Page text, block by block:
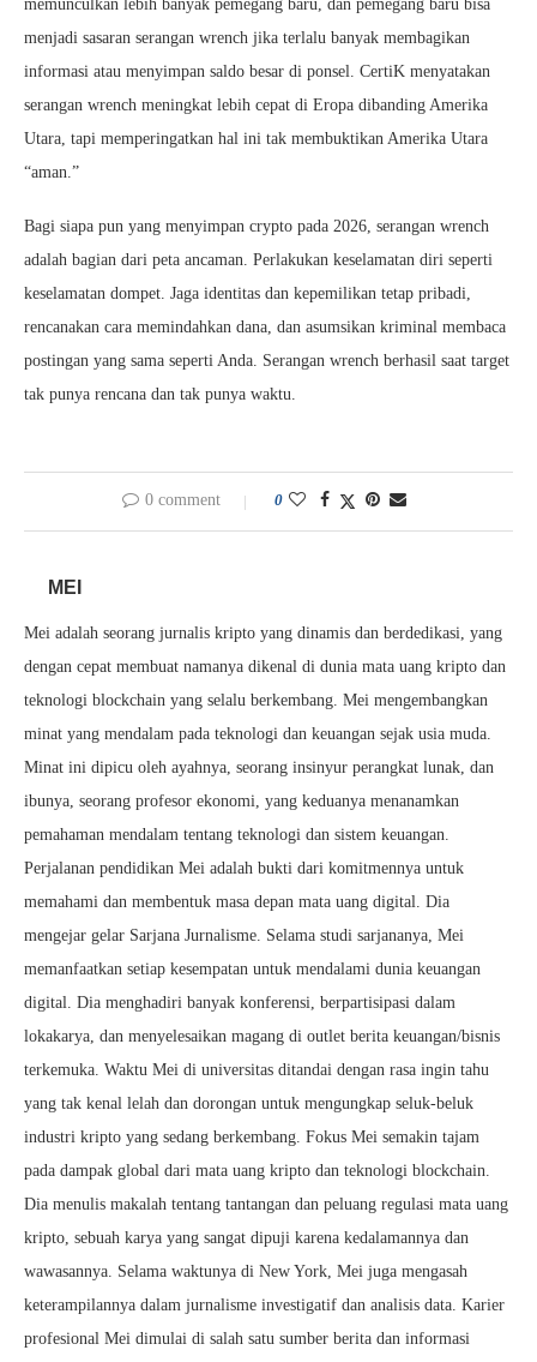
memunculkan lebih banyak pemegang baru, dan pemegang baru bisa
menjadi sasaran serangan wrench jika terlalu banyak membagikan
informasi atau menyimpan saldo besar di ponsel. CertiK menyatakan
serangan wrench meningkat lebih cepat di Eropa dibanding Amerika
Utara, tapi memperingatkan hal ini tak membuktikan Amerika Utara
“aman.”
Bagi siapa pun yang menyimpan crypto pada 2026, serangan wrench
adalah bagian dari peta ancaman. Perlakukan keselamatan diri seperti
keselamatan dompet. Jaga identitas dan kepemilikan tetap pribadi,
rencanakan cara memindahkan dana, dan asumsikan kriminal membaca
postingan yang sama seperti Anda. Serangan wrench berhasil saat target
tak punya rencana dan tak punya waktu.
0 comment 0
MEI
Mei adalah seorang jurnalis kripto yang dinamis dan berdedikasi, yang
dengan cepat membuat namanya dikenal di dunia mata uang kripto dan
teknologi blockchain yang selalu berkembang. Mei mengembangkan
minat yang mendalam pada teknologi dan keuangan sejak usia muda.
Minat ini dipicu oleh ayahnya, seorang insinyur perangkat lunak, dan
ibunya, seorang profesor ekonomi, yang keduanya menanamkan
pemahaman mendalam tentang teknologi dan sistem keuangan.
Perjalanan pendidikan Mei adalah bukti dari komitmennya untuk
memahami dan membentuk masa depan mata uang digital. Dia
mengejar gelar Sarjana Jurnalisme. Selama studi sarjananya, Mei
memanfaatkan setiap kesempatan untuk mendalami dunia keuangan
digital. Dia menghadiri banyak konferensi, berpartisipasi dalam
lokakarya, dan menyelesaikan magang di outlet berita keuangan/bisnis
terkemuka. Waktu Mei di universitas ditandai dengan rasa ingin tahu
yang tak kenal lelah dan dorongan untuk mengungkap seluk-beluk
industri kripto yang sedang berkembang. Fokus Mei semakin tajam
pada dampak global dari mata uang kripto dan teknologi blockchain.
Dia menulis makalah tentang tantangan dan peluang regulasi mata uang
kripto, sebuah karya yang sangat dipuji karena kedalamannya dan
wawasannya. Selama waktunya di New York, Mei juga mengasah
keterampilannya dalam jurnalisme investigatif dan analisis data. Karier
profesional Mei dimulai di salah satu sumber berita dan informasi